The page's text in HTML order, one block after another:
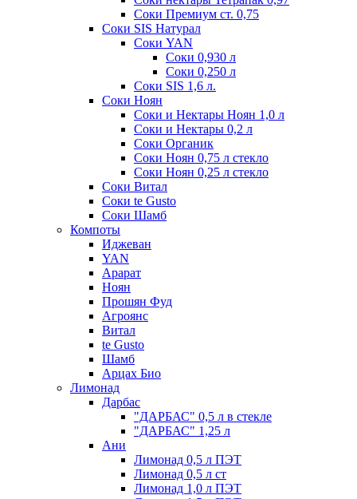
Соки Премиум ст. 0,75
Соки SIS Натурал
Соки YAN
Соки 0,930 л
Соки 0,250 л
Соки SIS 1,6 л.
Соки Ноян
Соки и Нектары Ноян 1,0 л
Соки и Нектары 0,2 л
Соки Органик
Соки Ноян 0,75 л стекло
Соки Ноян 0,25 л стекло
Соки Витал
Соки te Gusto
Соки Шамб
Компоты
Иджеван
YAN
Арарат
Ноян
Прошян Фуд
Агроянс
Витал
te Gusto
Шамб
Арцах Био
Лимонад
Дарбас
"ДАРБАС" 0,5 л в стекле
"ДАРБАС" 1,25 л
Ани
Лимонад 0,5 л ПЭТ
Лимонад 0,5 л ст
Лимонад 1,0 л ПЭТ